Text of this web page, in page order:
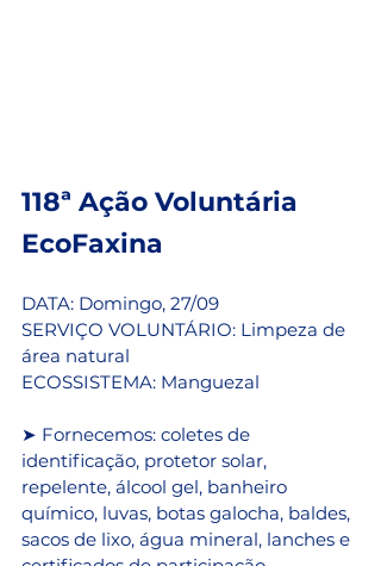
118ª Ação Voluntária
EcoFaxina
DATA: Domingo, 27/09
SERVIÇO VOLUNTÁRIO: Limpeza de
área natural
ECOSSISTEMA: Manguezal
➤ Fornecemos: coletes de
identificação, protetor solar,
repelente, álcool gel, banheiro
químico, luvas, botas galocha, baldes,
sacos de lixo, água mineral, lanches e